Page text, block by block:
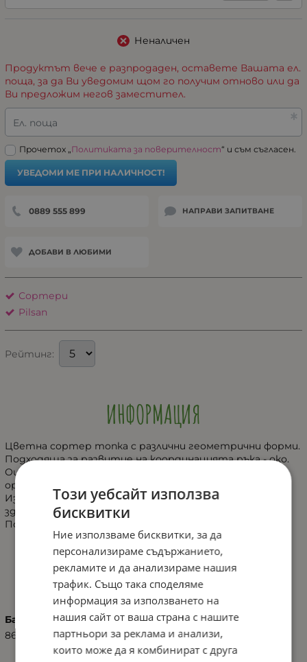
Неналичен
Продуктът вече е разпродаден, оставете Вашата ел.
поща, за да Ви уведомим щом го получим отново или да
Ви предложим негов заместител.
Ел. поща
Прочетох „Политиката за поверителност“ и съм съгласен.
УВЕДОМИ МЕ ПРИ НАЛИЧНОСТ!
0889 555 899 НАПРАВИ ЗАПИТВАНЕ
ДОБАВИ В ЛЮБИМИ
Сортери
Pilsan
Рейтинг:
ИНФОРМАЦИЯ
Цветна сортер топка с различни геометрични форми.
Подходяща за развитие на координацията ръка - око.
Оцветена в 6 различни цвята (син, червен, розов,
оранжев, жълт и зелен).
Изработена от бои и материали безопасни за
здравето на Вашето дете.
Подходяща за деца над 12 месечна възраст.
ХАРАКТЕРИСТИКИ
Баркод (ISBN, UPC, др.)
8693461160462
Този уебсайт използва
бисквитки
Ние използваме бисквитки, за да
персонализираме съдържанието,
рекламите и да анализираме нашия
трафик. Също така споделяме
информация за използването на
нашия сайт от ваша страна с нашите
партньори за реклама и анализи,
които може да я комбинират с друга